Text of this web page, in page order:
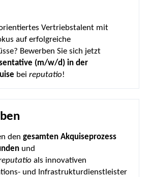
Vertriebstalent mit
auf erfolgreiche
Bewerben Sie sich jetzt
(m/w/d) in der
bei reputatio!
den gesamten Akquiseprozess
und
als innovativen
und Infrastrukturdienstleister